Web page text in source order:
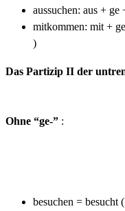
aussuchen: aus +
mitkommen: mit +
)
Das Partizip II der
Ohne “ge-” :
besuchen = besucht